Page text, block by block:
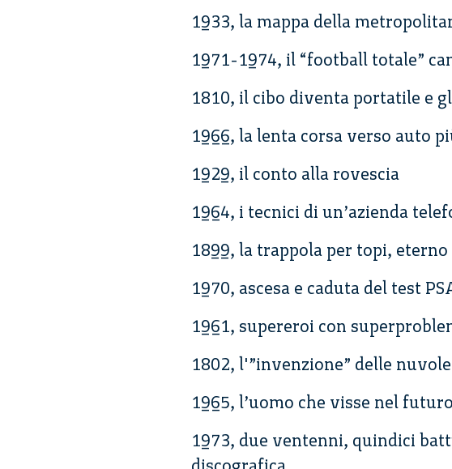
1933, la mappa della
1971-1974, il “football totale”
1810, il cibo diventa portatile e
1966, la lenta corsa verso auto
1929, il conto alla rovescia
1964, i tecnici di un’azienda
1899, la trappola per topi,
1970, ascesa e caduta del test
1961, supereroi con
1802, l'”invenzione” delle nuvole
1965, l’uomo che visse nel futuro
1973, due ventenni, quindici